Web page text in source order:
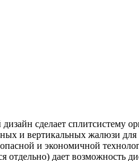
сделает сплитсистему
и вертикальных жалюзи
и экономичной
дает возможность